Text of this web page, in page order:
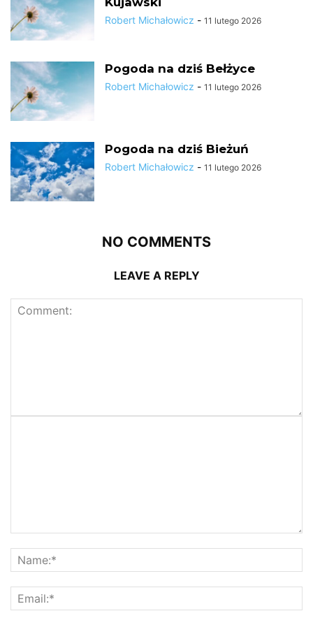
Robert Michałowicz - 11 lutego 2026
Pogoda na dziś Bełżyce
Robert Michałowicz - 11 lutego 2026
Pogoda na dziś Bieżuń
Robert Michałowicz - 11 lutego 2026
NO COMMENTS
LEAVE A REPLY